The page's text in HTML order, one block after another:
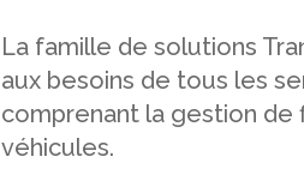
La famille de solutions
aux besoins de tous les
comprenant la gestion
véhicules.